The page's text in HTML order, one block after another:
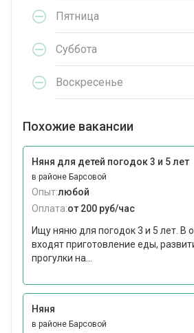
Пятница
Суббота
Воскресенье
Похожие вакансии
Няня для детей погодок 3 и 5 лет
в районе Барсовой
Опыт:любой
Оплата:от 200 руб/час
Ищу няню для погодок 3 и 5 лет. В
входят приготовление еды,
прогулки на...
Няня
в районе Барсовой